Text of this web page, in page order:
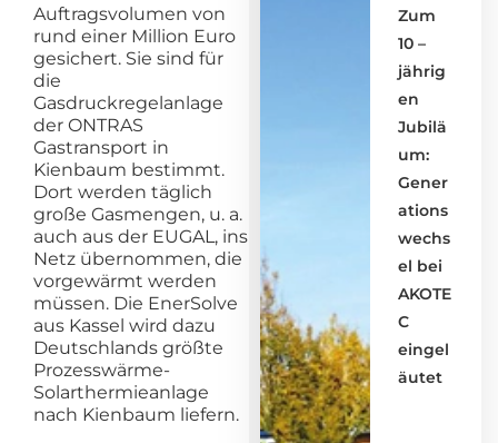
Auftragsvolumen von
rund einer Million Euro
gesichert. Sie sind für
die
Gasdruckregelanlage
der ONTRAS
Gastransport in
Kienbaum bestimmt.
Dort werden täglich
große Gasmengen, u. a.
auch aus der EUGAL, ins
Netz übernommen, die
vorgewärmt werden
müssen. Die EnerSolve
aus Kassel wird dazu
Deutschlands größte
Prozesswärme-
Solarthermieanlage
nach Kienbaum liefern.
Zum
10 –
jährig
en
Jubilä
um:
Gener
ations
wechs
el bei
AKOTE
C
eingel
äutet